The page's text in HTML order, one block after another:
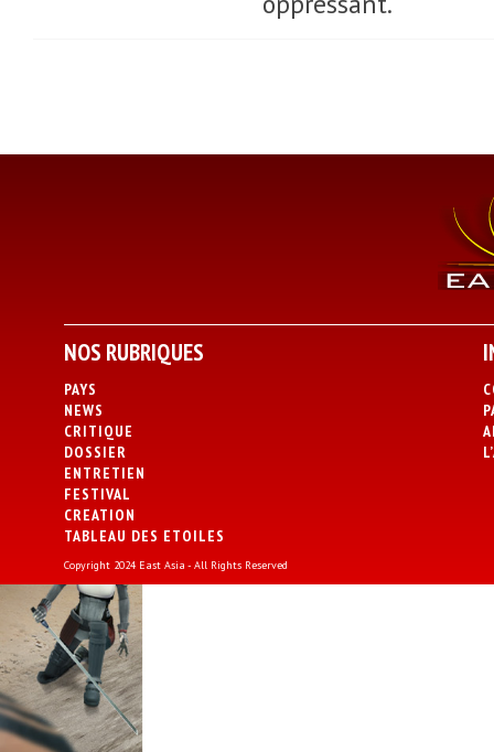
NOS RUBRIQUES
PAYS
NEWS
CRITIQUE
DOSSIER
ENTRETIEN
FESTIVAL
CREATION
TABLEAU DES ETOILES
Copyright 2024 East Asia - All Rights Reserved